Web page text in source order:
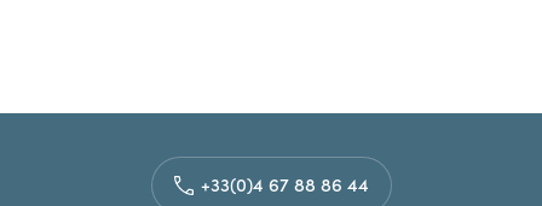
+33(0)4 67 88 86 44